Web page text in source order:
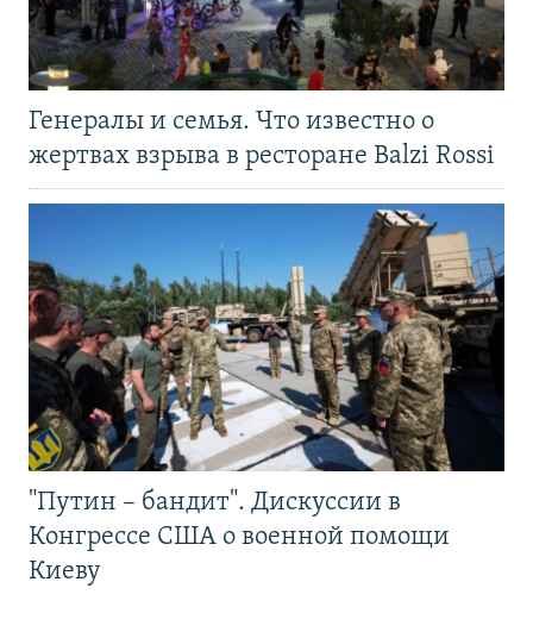
Генералы и семья. Что известно о
жертвах взрыва в ресторане Balzi Rossi
"Путин – бандит". Дискуссии в
Конгрессе США о военной помощи
Киеву